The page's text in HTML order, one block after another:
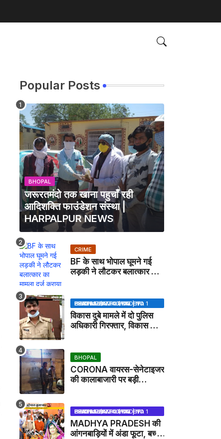
Popular Posts
BHOPAL
जरूरतमंदो तक खाना पहुचाँ रही
आदिशक्ति फाउंडेशन संस्था |
HARPALPUR NEWS
CRIME
BF के साथ भोपाल घूमने गई
लड़की ने लौटकर बलात्कार का
BHOPAL SAMACHAR | NO 1 HINDI NEWS PORTAL OF CENTRAL INDIA (MADHYA PRADESH)
विकास दुबे मामले में दो पुलिस
अधिकारी गिरफ्तार, विकास की
BHOPAL
CORONA वायरस-सेनेटाइजर
की कालाबाजारी पर बड़ी
BHOPAL SAMACHAR | NO 1 HINDI NEWS PORTAL OF CENTRAL INDIA (MADHYA PRADESH)
MADHYA PRADESH की
आंगनबाड़ियों में अंडा फूटा, बच्चों